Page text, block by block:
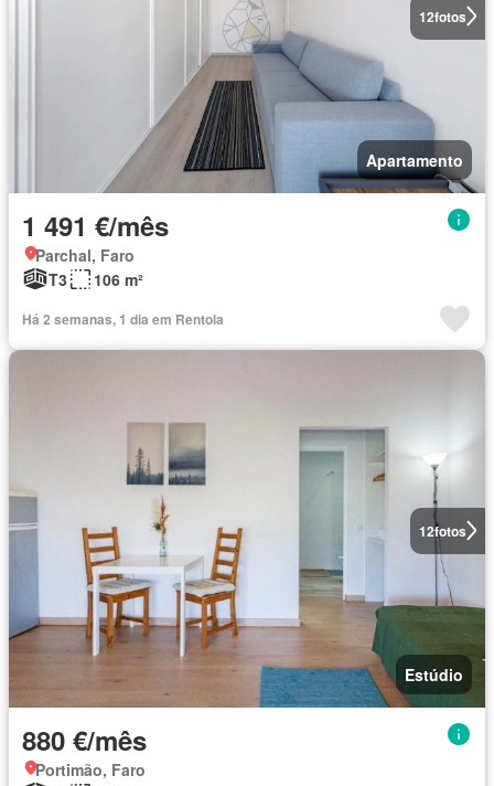
12fotos
Apartamento
1 491 €/mês
Parchal, Faro
T3
106 m²
Há 2 semanas, 1 dia em Rentola
12fotos
Estúdio
880 €/mês
Portimão, Faro